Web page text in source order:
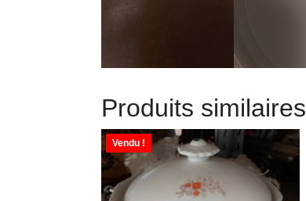
Produits similaires
Vendu !